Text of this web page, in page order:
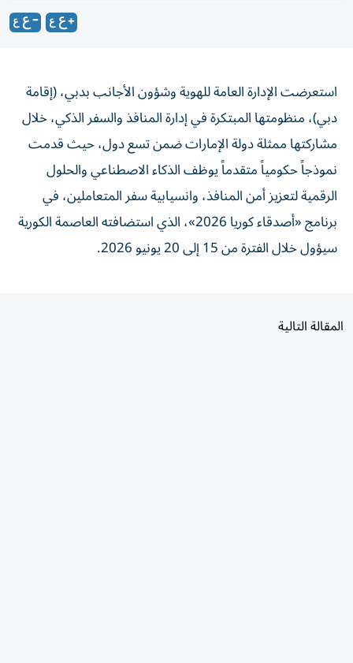
استعرضت الإدارة العامة للهوية وشؤون الأجانب بدبي، (إقامة
دبي)، منظومتها المبتكرة في إدارة المنافذ والسفر الذكي، خلال
مشاركتها ممثلة دولة الإمارات ضمن تسع دول، حيث قدمت
نموذجاً حكومياً متقدماً يوظف الذكاء الاصطناعي والحلول
الرقمية لتعزيز أمن المنافذ، وانسيابية سفر المتعاملين، في
برنامج «أصدقاء كوريا 2026»، الذي استضافته العاصمة الكورية
سيؤول خلال الفترة من 15 إلى 20 يونيو 2026.